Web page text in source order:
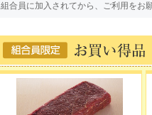
組合員に加入されてから、ご利用をお